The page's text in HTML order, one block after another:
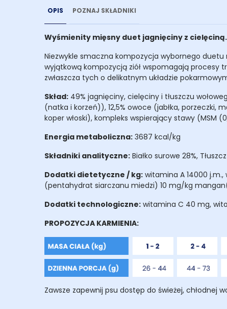
OPIS POZNAJ SKŁADNIKI
Wyśmienity mięsny duet jagnięciny z cielęciną.
Niezwykle smaczna kompozycja wybornego duetu
wyjątkową kompozycją ziół wspomagają procesy
zwłaszcza tych o delikatnym układzie
Skład: 49% jagnięciny, cielęciny i tłuszczu
(natka i korzeń)), 12,5% owoce (jabłka, porzeczki,
koper włoski), kompleks wspierający stawy (MSM
Energia metaboliczna: 3687 kcal/kg
Składniki analityczne: Białko surowe 28%,
Dodatki dietetyczne / kg: witamina A 14000
(pentahydrat siarczanu miedzi) 10 mg/kg
Dodatki technologiczne: witamina C 40 mg,
PROPOZYCJA KARMIENIA:
Zawsze zapewnij psu dostęp do świeżej, chłodnej